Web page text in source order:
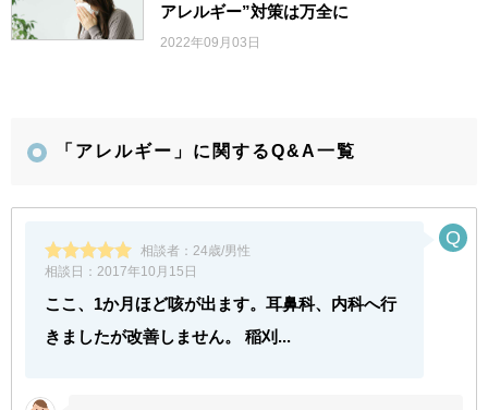
アレルギー”対策は万全に
2022年09月03日
「アレルギー」に関するQ&A一覧
相談者： 24歳/男性
相談日： 2017年10月15日
ここ、1か月ほど咳が出ます。耳鼻科、内科へ行
きましたが改善しません。 稲刈...